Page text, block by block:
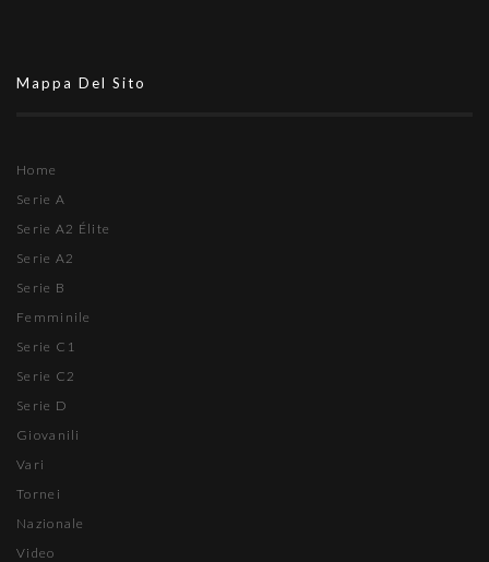
Mappa Del Sito
Home
Serie A
Serie A2 Élite
Serie A2
Serie B
Femminile
Serie C1
Serie C2
Serie D
Giovanili
Vari
Tornei
Nazionale
Video